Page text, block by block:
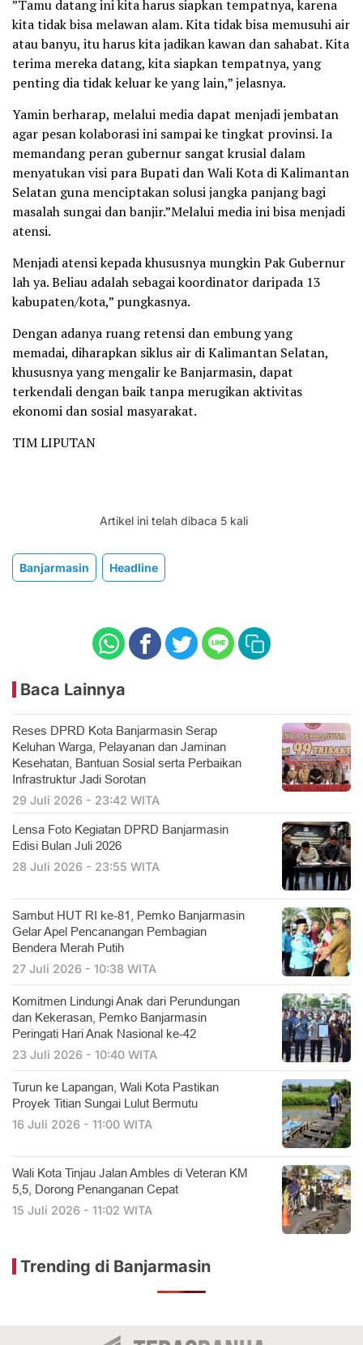
​”Tamu datang ini kita harus siapkan tempatnya, karena
kita tidak bisa melawan alam. Kita tidak bisa memusuhi air
atau banyu, itu harus kita jadikan kawan dan sahabat. Kita
terima mereka datang, kita siapkan tempatnya, yang
penting dia tidak keluar ke yang lain,” jelasnya.
​Yamin berharap, melalui media dapat menjadi jembatan
agar pesan kolaborasi ini sampai ke tingkat provinsi. Ia
memandang peran gubernur sangat krusial dalam
menyatukan visi para Bupati dan Wali Kota di Kalimantan
Selatan guna menciptakan solusi jangka panjang bagi
masalah sungai dan banjir.​”Melalui media ini bisa menjadi
atensi.
Menjadi atensi kepada khususnya mungkin Pak Gubernur
lah ya. Beliau adalah sebagai koordinator daripada 13
kabupaten/kota,” pungkasnya.
​Dengan adanya ruang retensi dan embung yang
memadai, diharapkan siklus air di Kalimantan Selatan,
khususnya yang mengalir ke Banjarmasin, dapat
terkendali dengan baik tanpa merugikan aktivitas
ekonomi dan sosial masyarakat.
TIM LIPUTAN
Artikel ini telah dibaca 5 kali
Banjarmasin Headline
Baca Lainnya
Reses DPRD Kota Banjarmasin Serap
Keluhan Warga, Pelayanan dan Jaminan
Kesehatan, Bantuan Sosial serta Perbaikan
Infrastruktur Jadi Sorotan
29 Juli 2026 - 23:42 WITA
Lensa Foto Kegiatan DPRD Banjarmasin
Edisi Bulan Juli 2026
28 Juli 2026 - 23:55 WITA
Sambut HUT RI ke-81, Pemko Banjarmasin
Gelar Apel Pencanangan Pembagian
Bendera Merah Putih
27 Juli 2026 - 10:38 WITA
Komitmen Lindungi Anak dari Perundungan
dan Kekerasan, Pemko Banjarmasin
Peringati Hari Anak Nasional ke-42
23 Juli 2026 - 10:40 WITA
Turun ke Lapangan, Wali Kota Pastikan
Proyek Titian Sungai Lulut Bermutu
16 Juli 2026 - 11:00 WITA
​Wali Kota Tinjau Jalan Ambles di Veteran KM
5,5, Dorong Penanganan Cepat
15 Juli 2026 - 11:02 WITA
Trending di Banjarmasin